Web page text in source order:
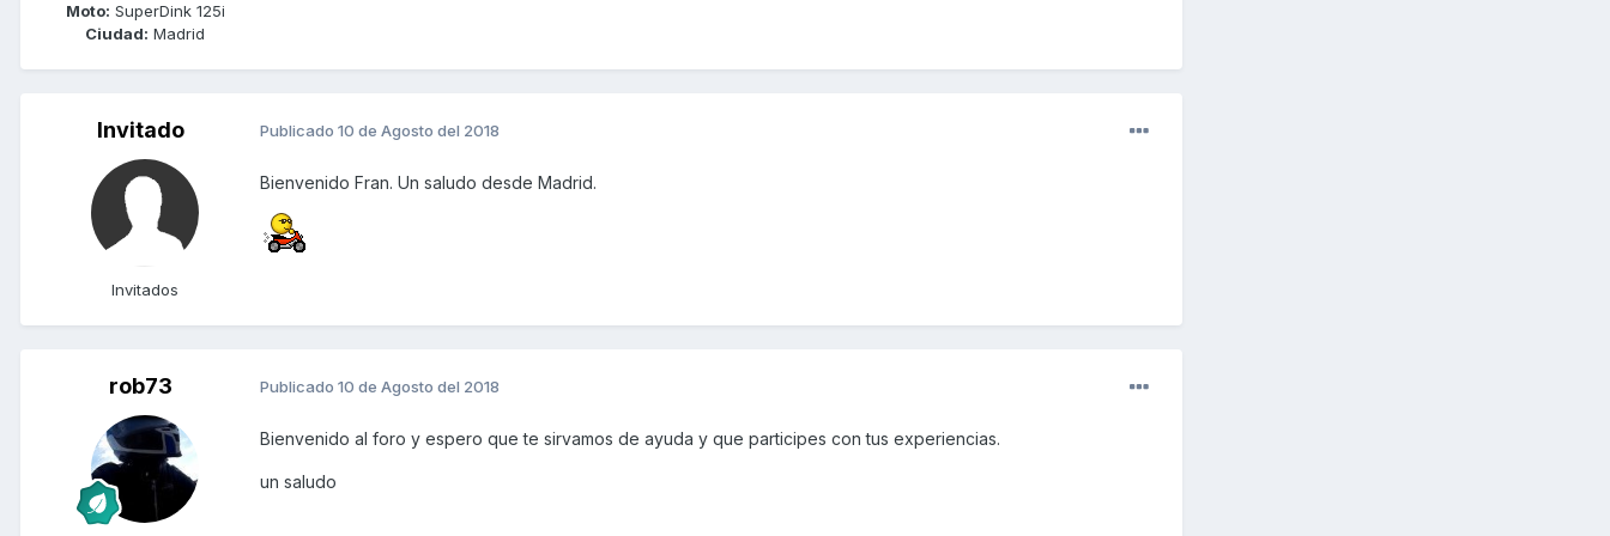
Moto: SuperDink 125i
Ciudad: Madrid
Invitado
Invitados
Publicado 10 de Agosto del 2018
Bienvenido Fran. Un saludo desde Madrid.
rob73 Publicado 10 de Agosto del 2018
Bienvenido al foro y espero que te sirvamos de ayuda y que participes con tus experiencias.
un saludo